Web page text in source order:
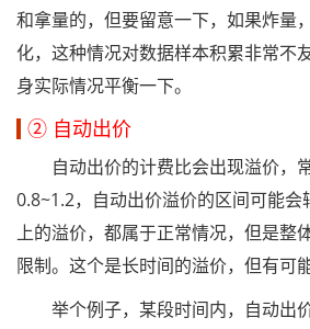
和拿量的，但要留意一下，如果炸量
化，这种情况对数据样本积累非常不
身实际情况平衡一下。
② 自动出价
自动出价的计费比会出现溢价，
0.8~1.2，自动出价溢价的区间可能会
上的溢价，都属于正常情况，但是整
限制。这个是长时间的溢价，但有可
举个例子，某段时间内，自动出